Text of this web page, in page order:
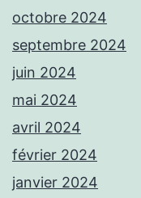
octobre 2024
septembre 2024
juin 2024
mai 2024
avril 2024
février 2024
janvier 2024